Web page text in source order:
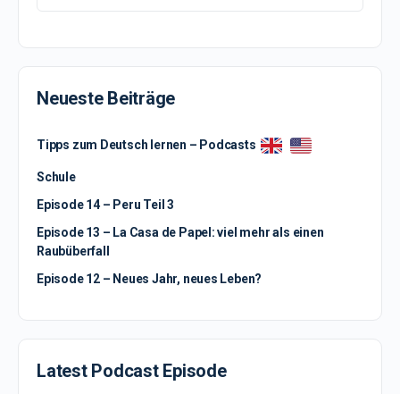
for:
Neueste Beiträge
Tipps zum Deutsch lernen – Podcasts
Schule
Episode 14 – Peru Teil 3
Episode 13 – La Casa de Papel: viel mehr als einen
Raubüberfall
Episode 12 – Neues Jahr, neues Leben?
Latest Podcast Episode